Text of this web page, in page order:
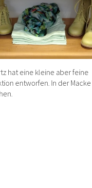
hat eine kleine aber feine
entworfen. In der